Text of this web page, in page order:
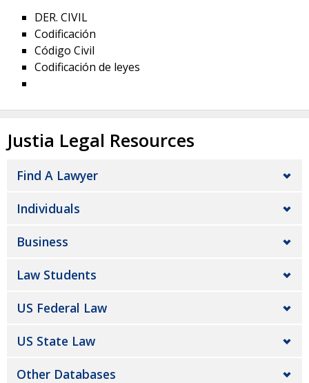
DER. CIVIL
Codificación
Código Civil
Codificación de leyes
Justia Legal Resources
Find A Lawyer
Individuals
Business
Law Students
US Federal Law
US State Law
Other Databases